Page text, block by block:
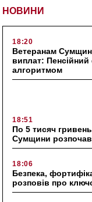
НОВИНИ
18:20
Ветеранам
виплат:
алгоритмом
18:51
По 5 тисяч
Сумщини
18:06
Безпека,
розповів про